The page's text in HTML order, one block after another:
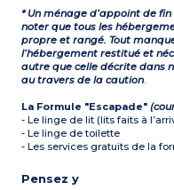
* Un ménage d’appoint de
noter que tous les
propre et rangé. Tout
l’hébergement restitué et
autre que celle décrite dans
au travers de la caution.
La Formule "Escapade"
- Le linge de lit (lits faits à
- Le linge de toilette
- Les services gratuits de la
Pensez y